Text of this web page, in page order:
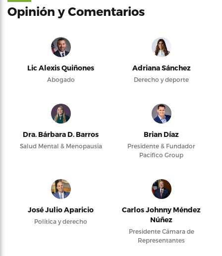
Opinión y Comentarios
Lic Alexis Quiñones
Abogado
Adriana Sánchez
Derecho y deporte
Dra. Bárbara D. Barros
Salud Mental & Menopausia
Brian Díaz
Presidente & Fundador
Pacifico Group
José Julio Aparicio
Política y derecho
Carlos Johnny Méndez
Núñez
Presidente Cámara de
Representantes